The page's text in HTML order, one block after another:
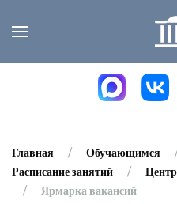
Skip to main content
Главная Обучающимся
Расписание занятий
Ярмарка вакансий